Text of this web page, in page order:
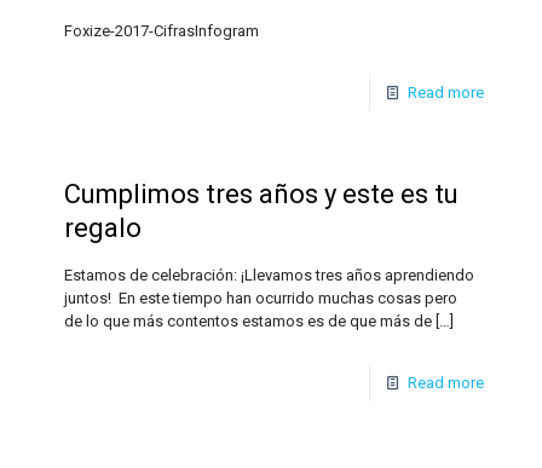
Foxize-2017-CifrasInfogram
Read more
Cumplimos tres años y este es tu
regalo
Estamos de celebración: ¡Llevamos tres años aprendiendo
juntos! En este tiempo han ocurrido muchas cosas pero
de lo que más contentos estamos es de que más de […]
Read more